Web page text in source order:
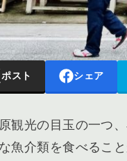
ポスト シェア
観光の目玉の一つ、
魚介類を食べるこ